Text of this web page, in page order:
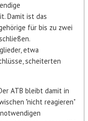
Damit ist das
für bis zu zwei
etwa
scheiterten
ATB bleibt damit in
"nicht reagieren"